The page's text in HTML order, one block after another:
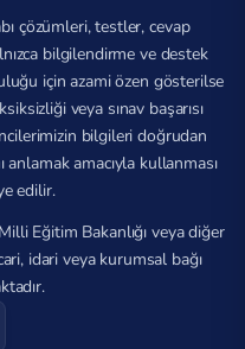
çözümleri, testler, cevap
bilgilendirme ve destek
için azami özen gösterilse
veya sınav başarısı
bilgileri doğrudan
anlamak amacıyla kullanması
edilir.
Eğitim Bakanlığı veya diğer
idari veya kurumsal bağı